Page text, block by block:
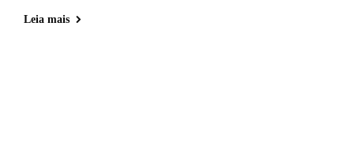
Leia mais